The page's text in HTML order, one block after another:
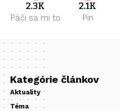
2.3K
Páči sa mi to
2.1K
Pin
Kategórie článkov
Aktuality
Téma